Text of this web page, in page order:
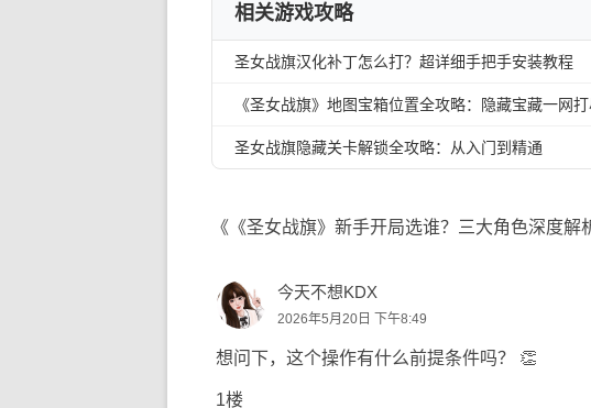
相关游戏攻略
圣女战旗汉化补丁怎么打？超详细手把手安装教程
《圣女战旗》地图宝箱位置全攻略：隐藏宝藏一网
圣女战旗隐藏关卡解锁全攻略：从入门到精通
《《圣女战旗》新手开局选谁？三大角色深度
今天不想KDX
2026年5月20日 下午8:49
想问下，这个操作有什么前提条件吗？ 👏
1楼